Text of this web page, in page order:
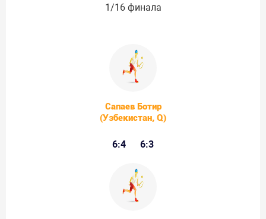
1/16 финала
Сапаев Ботир
(Узбекистан, Q)
6:4 6:3